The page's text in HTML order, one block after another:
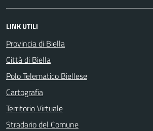
LINK UTILI
Provincia di Biella
Città di Biella
Polo Telematico Biellese
Cartografia
Territorio Virtuale
Stradario del Comune